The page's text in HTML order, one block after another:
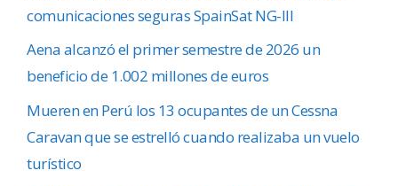
comunicaciones seguras SpainSat NG-III
Aena alcanzó el primer semestre de 2026 un
beneficio de 1.002 millones de euros
Mueren en Perú los 13 ocupantes de un Cessna
Caravan que se estrelló cuando realizaba un vuelo
turístico